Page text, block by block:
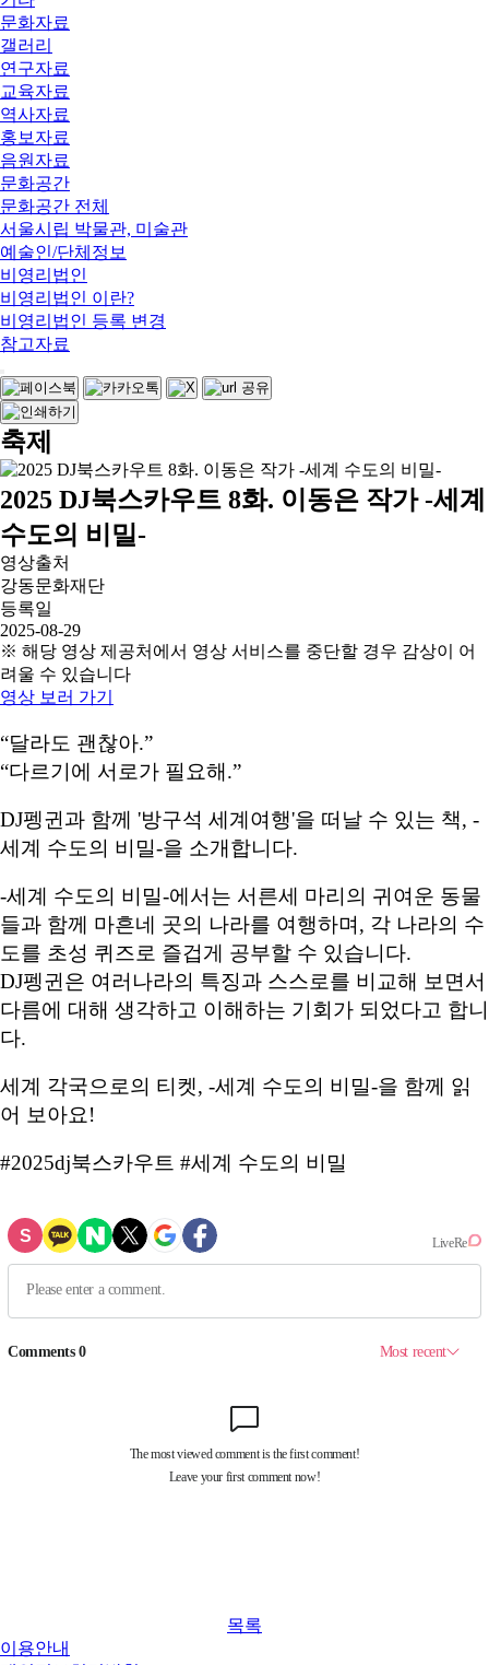
문화자료
갤러리
연구자료
교육자료
역사자료
홍보자료
음원자료
문화공간
문화공간 전체
서울시립 박물관, 미술관
예술인/단체정보
비영리법인
비영리법인 이란?
비영리법인 등록 변경
참고자료
축제
2025 DJ북스카우트 8화. 이동은 작가 -세계
수도의 비밀-
영상출처
강동문화재단
등록일
2025-08-29
※ 해당 영상 제공처에서 영상 서비스를 중단할 경우 감상이 어
려울 수 있습니다
영상 보러 가기
“달라도 괜찮아.”
“다르기에 서로가 필요해.”
DJ펭귄과 함께 '방구석 세계여행'을 떠날 수 있는 책, -
세계 수도의 비밀-을 소개합니다.
-세계 수도의 비밀-에서는 서른세 마리의 귀여운 동물
들과 함께 마흔네 곳의 나라를 여행하며, 각 나라의 수
도를 초성 퀴즈로 즐겁게 공부할 수 있습니다.
DJ펭귄은 여러나라의 특징과 스스로를 비교해 보면서
다름에 대해 생각하고 이해하는 기회가 되었다고 합니
다.
세계 각국으로의 티켓, -세계 수도의 비밀-을 함께 읽
어 보아요!
#2025dj북스카우트 #세계 수도의 비밀
목록
이용안내